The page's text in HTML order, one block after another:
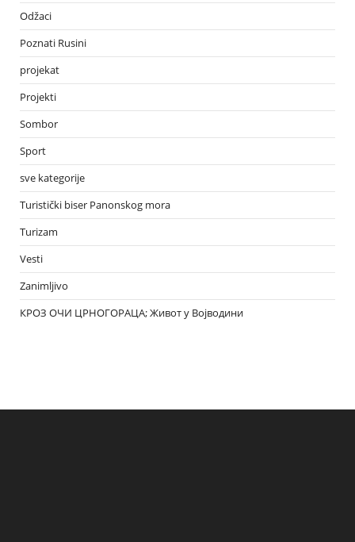
Odžaci
Poznati Rusini
projekat
Projekti
Sombor
Sport
sve kategorije
Turistički biser Panonskog mora
Turizam
Vesti
Zanimljivo
КРОЗ ОЧИ ЦРНОГОРАЦА; Живот у Војводини